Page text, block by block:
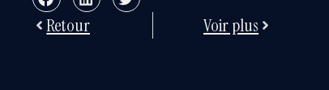
Retour Voir plus